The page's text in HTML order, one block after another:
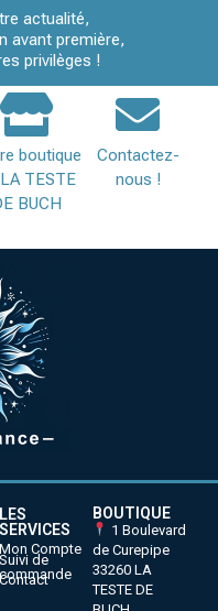
actualité,
avant première,
privilèges !
boutique
TESTE
BUCH
Contactez-
nous !
LES
SERVICES
Mon Compte
Suivi de
commande
Contact
BOUTIQUE
1 Boulevard
de Curepipe
33260 LA
TESTE DE